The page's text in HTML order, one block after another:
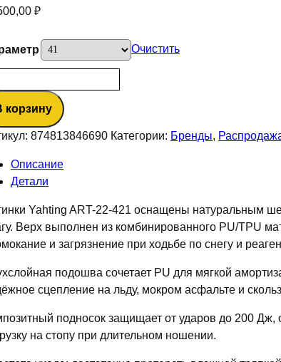
₽
Очистить
корзину
874813846690 Категории: Бренды,
Описание
Детали
Yahting ART-22-421 оснащены
Верх выполнен из комбинированного PU/TPU
и загрязнение при ходьбе по снегу и
подошва сочетает PU для мягкой
сцепление на льду, мокром асфальте и
подносок защищает от ударов до 200 Дж,
на стопу при длительном ношении.